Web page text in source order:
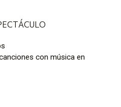
con música en